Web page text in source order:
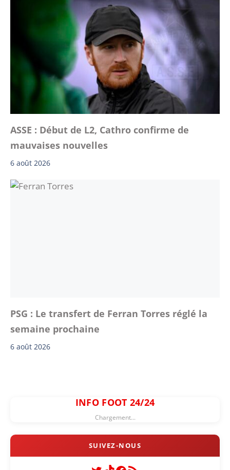
ASSE : Début de L2, Cathro confirme de
mauvaises nouvelles
6 août 2026
PSG : Le transfert de Ferran Torres réglé la
semaine prochaine
6 août 2026
INFO FOOT 24/24
Chargement...